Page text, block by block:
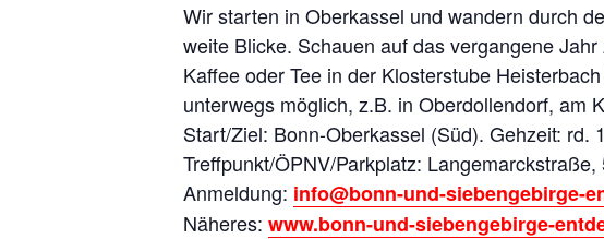
Wir starten in Oberkassel und wandern durch
weite Blicke. Schauen auf das vergangene
Kaffee oder Tee in der Klosterstube
unterwegs möglich, z.B. in Oberdollendorf, am
Start/Ziel: Bonn-Oberkassel (Süd). Gehzeit: rd.
Treffpunkt/ÖPNV/Parkplatz:
Anmeldung: info@bonn-und-siebengebirge-
Näheres: www.bonn-und-siebengebirge-